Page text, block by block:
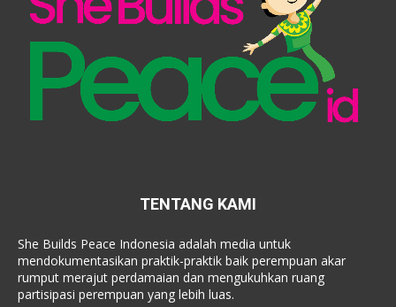
TENTANG KAMI
She Builds Peace Indonesia adalah media untuk
mendokumentasikan praktik-praktik baik perempuan akar
rumput merajut perdamaian dan mengukuhkan ruang
partisipasi perempuan yang lebih luas.